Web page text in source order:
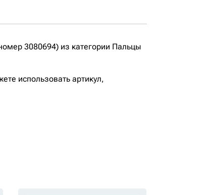
3080694) из категории Пальцы
использовать артикул,